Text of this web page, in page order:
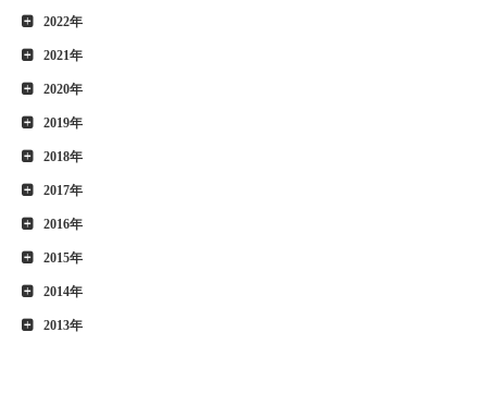
2022年
2021年
2020年
2019年
2018年
2017年
2016年
2015年
2014年
2013年